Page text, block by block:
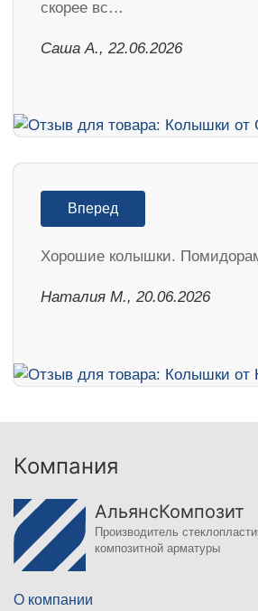
скорее вс…
Саша А., 22.06.2026
Вперед
Хорошие колышки.
Наталия М., 20.06.2026
Компания
АльянсКомпозит
Производитель
композитной арматуры
О компании